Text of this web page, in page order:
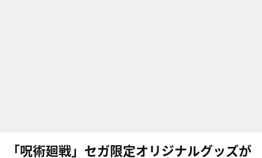
「呪術廻戦」セガ限定オリジナルグッズが